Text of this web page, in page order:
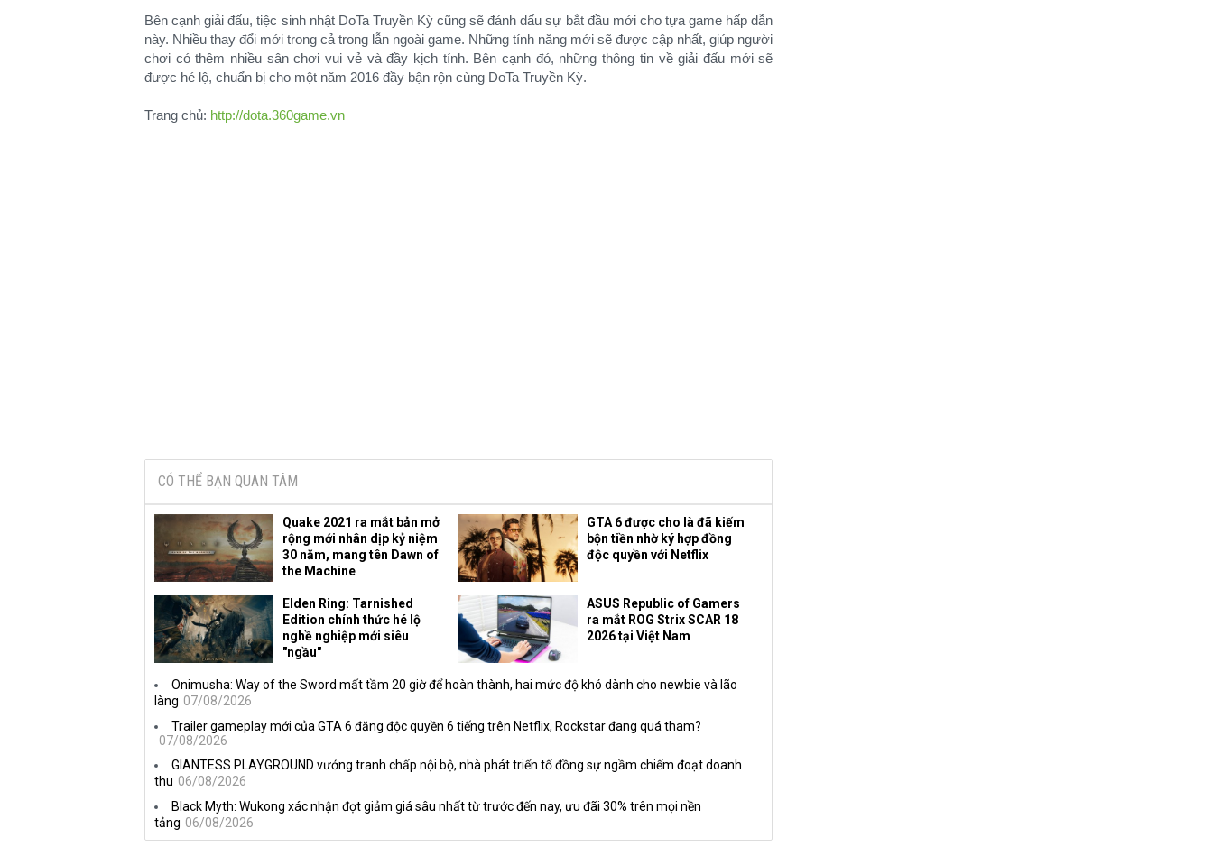
Bên cạnh giải đấu, tiệc sinh nhật DoTa Truyền Kỳ cũng sẽ đánh dấu sự bắt đầu mới cho tựa game hấp dẫn
này. Nhiều thay đổi mới trong cả trong lẫn ngoài game. Những tính năng mới sẽ được cập nhất, giúp người
chơi có thêm nhiều sân chơi vui vẻ và đầy kịch tính. Bên cạnh đó, những thông tin về giải đấu mới sẽ
được hé lộ, chuẩn bị cho một năm 2016 đầy bận rộn cùng DoTa Truyền Kỳ.
Trang chủ: http://dota.360game.vn
CÓ THỂ BẠN QUAN TÂM
Quake 2021 ra mắt bản mở
rộng mới nhân dịp kỷ niệm
30 năm, mang tên Dawn of
the Machine
GTA 6 được cho là đã kiếm
bộn tiền nhờ ký hợp đồng
độc quyền với Netflix
Elden Ring: Tarnished
Edition chính thức hé lộ
nghề nghiệp mới siêu
"ngầu"
ASUS Republic of Gamers
ra mắt ROG Strix SCAR 18
2026 tại Việt Nam
Onimusha: Way of the Sword mất tầm 20 giờ để hoàn thành, hai mức độ khó dành cho newbie và lão
làng 07/08/2026
Trailer gameplay mới của GTA 6 đăng độc quyền 6 tiếng trên Netflix, Rockstar đang quá tham?
07/08/2026
GIANTESS PLAYGROUND vướng tranh chấp nội bộ, nhà phát triển tố đồng sự ngầm chiếm đoạt doanh
thu 06/08/2026
Black Myth: Wukong xác nhận đợt giảm giá sâu nhất từ trước đến nay, ưu đãi 30% trên mọi nền
tảng 06/08/2026